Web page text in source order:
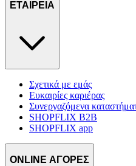
τοποθεσίας μας στους
ΕΤΑΙΡΕΙΑ
Σχετικά με εμάς
Ευκαιρίες καριέρας
Συνεργαζόμενα
SHOPFLIX B2B
SHOPFLIX app
ONLINE ΑΓΟΡΕΣ